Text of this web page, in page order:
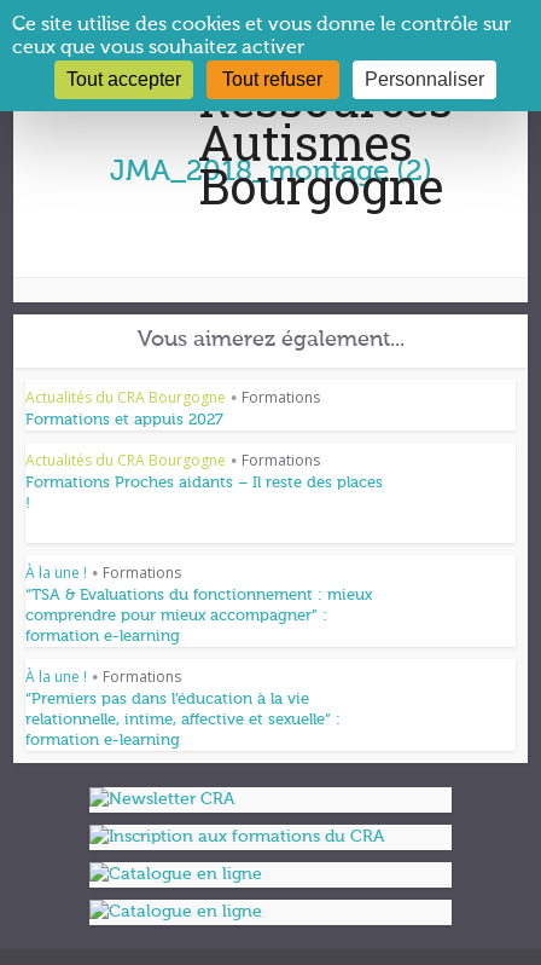
Vous êtes ici :CRA Bourgogne→JMA_2018_montage (2)
JMA_2018_montage (2)
Vous aimerez également...
Actualités du CRA Bourgogne • Formations
Formations et appuis 2027
Actualités du CRA Bourgogne • Formations
Formations Proches aidants – Il reste des places
!
À la une ! • Formations
“TSA & Evaluations du fonctionnement : mieux
comprendre pour mieux accompagner” :
formation e-learning
À la une ! • Formations
“Premiers pas dans l’éducation à la vie
relationnelle, intime, affective et sexuelle” :
formation e-learning
Panneau de gestion des cookies
Ce site utilise des cookies et vous donne le contrôle sur
ceux que vous souhaitez activer
Tout accepter Tout refuser Personnaliser